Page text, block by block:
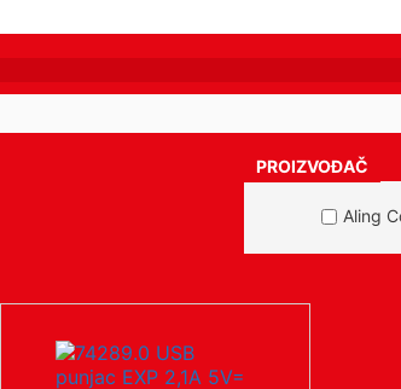
PROIZVOĐAČ
Aling